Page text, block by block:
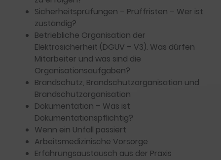
Sicherheitsprüfungen – Prüffristen – Wer ist
zuständig?
Betriebliche Organisation der
Elektrosicherheit (DGUV – V3). Was dürfen
Mitarbeiter und was sind die
Organisationsaufgaben?
Brandschutz, Brandschutzorganisation und
Brandschutzorganisation
Dokumentation – Was ist
Dokumentationspflichtig?
Wenn ein Unfall passiert
Arbeitsmedizinische Vorsorge
Erfahrungsaustausch aus der Praxis